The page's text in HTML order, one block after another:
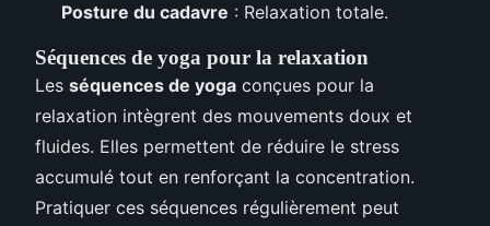
Posture du cadavre : Relaxation totale.
Séquences de yoga pour la relaxation
Les séquences de yoga conçues pour la
relaxation intègrent des mouvements doux et
fluides. Elles permettent de réduire le stress
accumulé tout en renforçant la concentration.
Pratiquer ces séquences régulièrement peut